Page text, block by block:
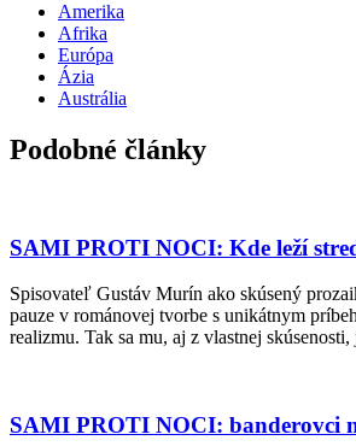
Amerika
Afrika
Európa
Ázia
Austrália
Podobné články
SAMI PROTI NOCI: Kde leží
Spisovateľ Gustáv Murín ako skúsený
pauze v románovej tvorbe s unikátnym
realizmu. Tak sa mu, aj z vlastnej
SAMI PROTI NOCI: banderovci